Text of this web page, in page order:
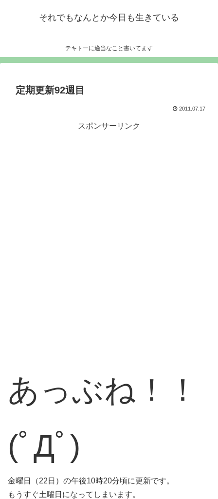
それでもなんとか今日も生きている
テキトーに適当なこと書いてます
定期更新92週目
2011.07.17
スポンサーリンク
あっぶね！！
(ﾟДﾟ)
金曜日（22日）の午後10時20分頃に更新です。
もうすぐ土曜日になってしまいます。